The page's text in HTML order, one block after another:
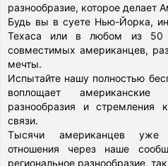
разнообразие, которое делает
Будь вы в суете Нью-Йорка,
Техаса или в любом из 50
совместимых американцев,
мечты.
Испытайте нашу полностью
воплощает американские
разнообразия и стремления
связи.
Тысячи американцев уже
отношения через наше
региональное разнообразие,